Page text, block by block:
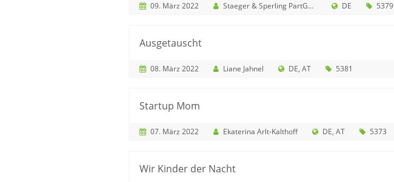
09. März 2022 Staeger & Sperling PartGmbB DE 5379
Ausgetauscht
08. März 2022 Liane Jahnel DE AT 5381
Startup Mom
07. März 2022 Ekaterina Arlt-Kalthoff DE AT 5373
Wir Kinder der Nacht